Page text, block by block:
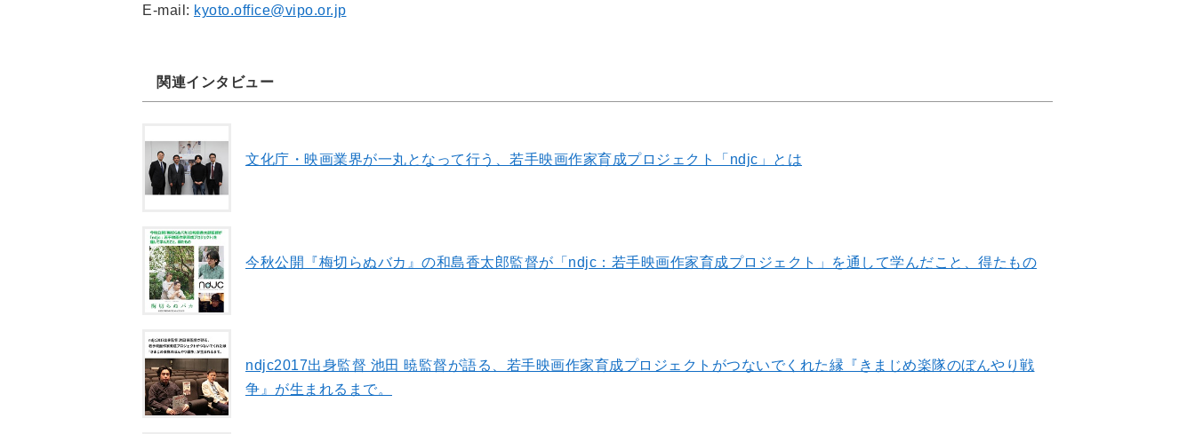
E-mail: kyoto.office@vipo.or.jp
関連インタビュー
文化庁・映画業界が一丸となって行う、若手映画作家育成プロジェクト「ndjc」とは
今秋公開『梅切らぬバカ』の和島香太郎監督が「ndjc：若手映画作家育成プロジェクト」を通して学んだこと、得たもの
ndjc2017出身監督 池田 暁監督が語る、若手映画作家育成プロジェクトがつないでくれた縁『きまじめ楽隊のぼんやり戦
争』が生まれるまで。